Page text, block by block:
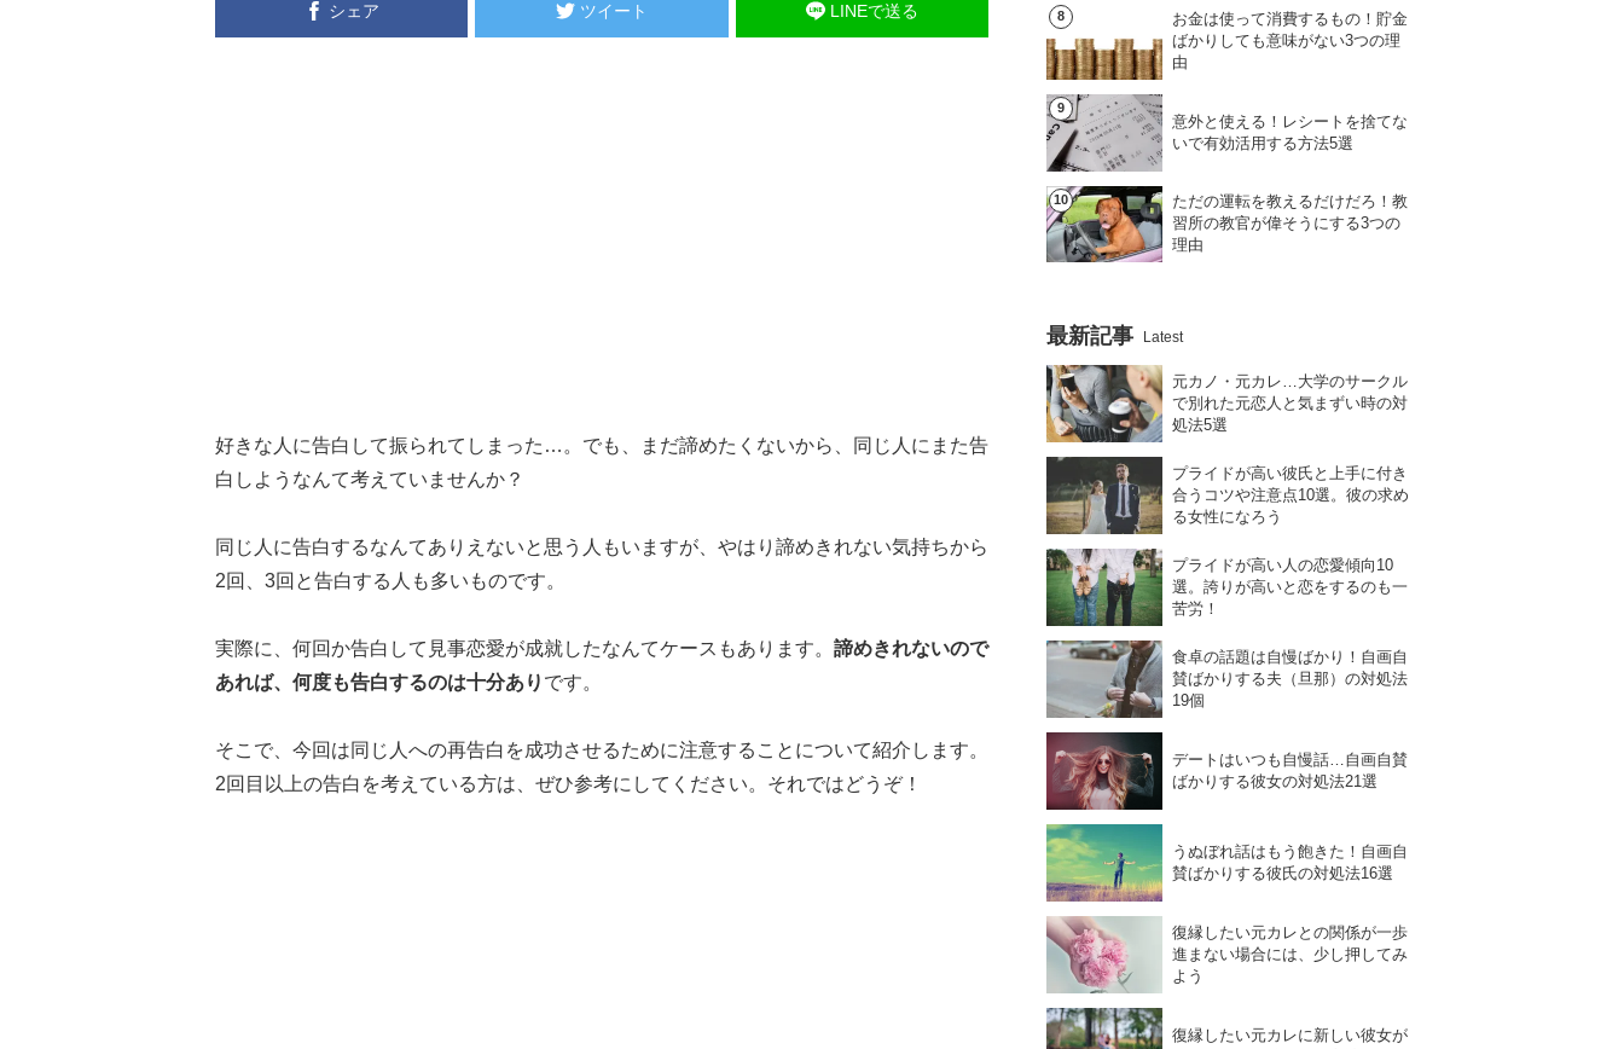
シェア ツイート LINEで送る
好きな人に告白して振られてしまった…。でも、まだ諦めたくないから、同じ人にまた告
白しようなんて考えていませんか？
同じ人に告白するなんてありえないと思う人もいますが、やはり諦めきれない気持ちから
2回、3回と告白する人も多いものです。
実際に、何回か告白して見事恋愛が成就したなんてケースもあります。 諦めきれないので
あれば、何度も告白するのは十分あり です。
そこで、今回は同じ人への再告白を成功させるために注意することについて紹介します。
2回目以上の告白を考えている方は、ぜひ参考にしてください。それではどうぞ！
お金は使って消費するもの！貯金
ばかりしても意味がない3つの理
由
意外と使える！レシートを捨てな
いで有効活用する方法5選
ただの運転を教えるだけだろ！教
習所の教官が偉そうにする3つの
理由
最新記事 Latest
元カノ・元カレ…大学のサークル
で別れた元恋人と気まずい時の対
処法5選
プライドが高い彼氏と上手に付き
合うコツや注意点10選。彼の求め
る女性になろう
プライドが高い人の恋愛傾向10
選。誇りが高いと恋をするのも一
苦労！
食卓の話題は自慢ばかり！自画自
賛ばかりする夫（旦那）の対処法
19個
デートはいつも自慢話…自画自賛
ばかりする彼女の対処法21選
うぬぼれ話はもう飽きた！自画自
賛ばかりする彼氏の対処法16選
復縁したい元カレとの関係が一歩
進まない場合には、少し押してみ
よう
復縁したい元カレに新しい彼女が